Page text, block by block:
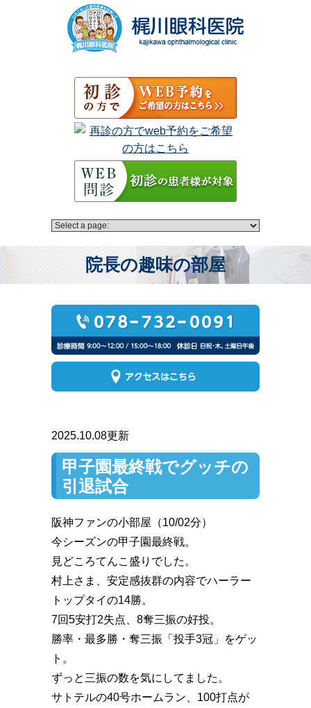
院長の趣味の部屋
2025.10.08更新
甲子園最終戦でグッチの
引退試合
阪神ファンの小部屋（10/02分）
今シーズンの甲子園最終戦。
見どころてんこ盛りでした。
村上さま、安定感抜群の内容でハーラー
トップタイの14勝。
7回5安打2失点、8奪三振の好投。
勝率・最多勝・奪三振「投手3冠」をゲッ
ト。
ずっと三振の数を気にしてました。
サトテルの40号ホームラン、100打点が